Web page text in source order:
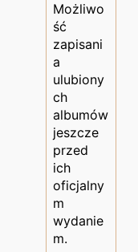
Możliwo
ść
zapisani
a
ulubiony
ch
albumów
jeszcze
przed
ich
oficjalny
m
wydanie
m.